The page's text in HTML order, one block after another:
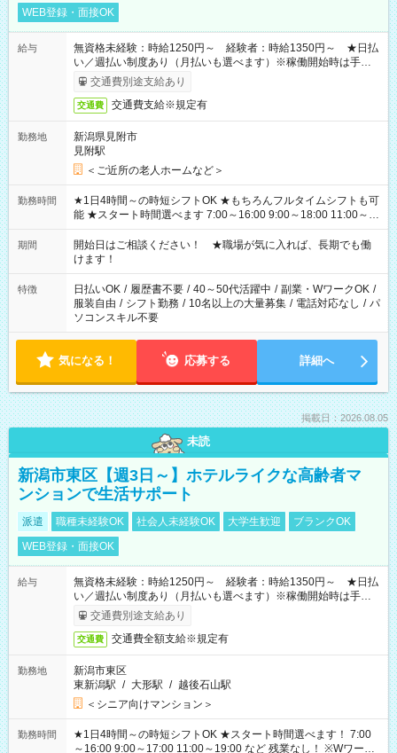
WEB登録・面接OK
給与
無資格未経験：時給1250円～ 経験者：時給1350円～ ★日払
い／週払い制度あり（月払いも選べます）※稼働開始時は手続き
完了次第のお支払いとなります。
交通費別途支給あり
交通費 交通費支給※規定有
勤務地
新潟県見附市
見附駅
＜ご近所の老人ホームなど＞
勤務時間
★1日4時間～の時短シフトOK ★もちろんフルタイムシフトも可
能 ★スタート時間選べます 7:00～16:00 9:00～18:00 11:00～
20:00 など 残業なし！ ※Wワークの場合、他のお仕事と合わせ
週40時間超の就業はご案内できません ※法令に基づき、週20時
間以上勤務は社会保険への加入対象となります ※労働者派遣法
（日雇い派遣の原則禁止）により、短時間・短期間の就業はご
案内が難しい場合があります
期間
開始日はご相談ください！ ★職場が気に入れば、長期でも働
けます！
特徴 日払いOK / 履歴書不要 / 40～50代活躍中 / 副業・WワークOK /
服装自由 / シフト勤務 / 10名以上の大量募集 / 電話対応なし / パ
ソコンスキル不要
気になる！ 応募する 詳細へ
掲載日：2026.08.05
未読
新潟市東区【週3日～】ホテルライクな高齢者マ
ンションで生活サポート
派遣 職種未経験OK 社会人未経験OK 大学生歓迎
ブランクOK
WEB登録・面接OK
給与
無資格未経験：時給1250円～ 経験者：時給1350円～ ★日払
い／週払い制度あり（月払いも選べます）※稼働開始時は手続き
完了次第のお支払いとなります。
交通費別途支給あり
交通費 交通費全額支給※規定有
勤務地
新潟市東区
東新潟駅 / 大形駅 / 越後石山駅
＜シニア向けマンション＞
勤務時間
★1日4時間～の時短シフトOK ★スタート時間選べます！ 7:00
～16:00 9:00～17:00 11:00～19:00 など 残業なし！ ※Wワーク